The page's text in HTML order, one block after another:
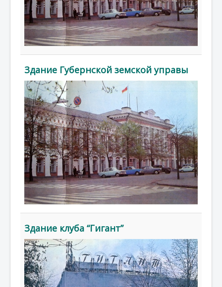
Здание Губернской земской управы
Здание клуба “Гигант”